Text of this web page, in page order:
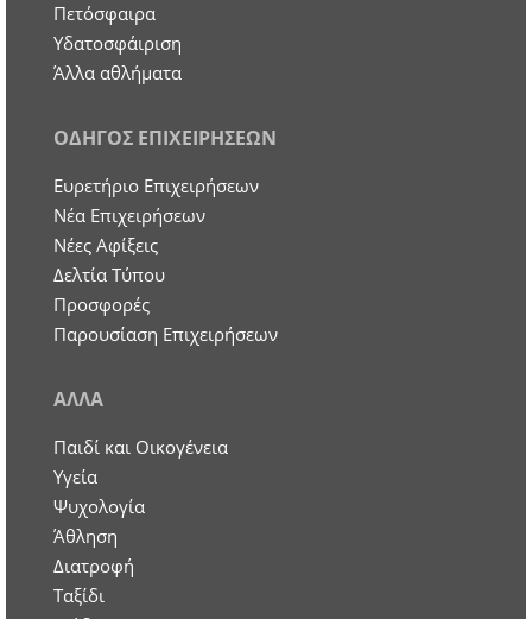
Πετόσφαιρα
Υδατοσφάιριση
Άλλα αθλήματα
ΟΔΗΓΟΣ ΕΠΙΧΕΙΡΗΣΕΩΝ
Ευρετήριο Επιχειρήσεων
Nέα Επιχειρήσεων
Νέες Αφίξεις
Δελτία Τύπου
Προσφορές
Παρουσίαση Επιχειρήσεων
ΑΛΛΑ
Παιδί και Οικογένεια
Υγεία
Ψυχολογία
Άθληση
Διατροφή
Ταξίδι